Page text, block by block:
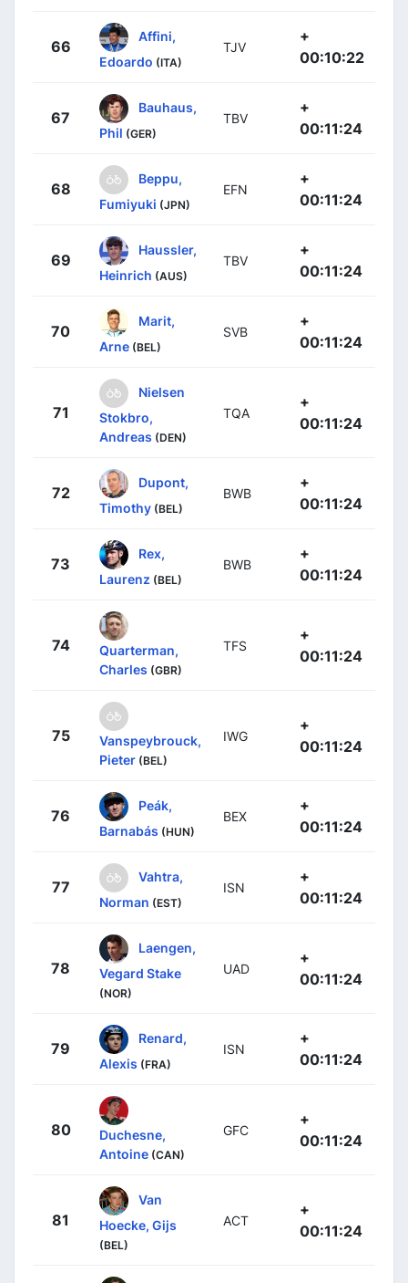
66
Affini,
Edoardo (ITA)
TJV
+
00:10:22
67
Bauhaus,
Phil (GER)
TBV
+
00:11:24
68
Beppu,
Fumiyuki (JPN)
EFN
+
00:11:24
69
Haussler,
Heinrich (AUS)
TBV
+
00:11:24
70
Marit,
Arne (BEL)
SVB
+
00:11:24
71
Nielsen
Stokbro,
Andreas (DEN)
TQA
+
00:11:24
72
Dupont,
Timothy (BEL)
BWB
+
00:11:24
73
Rex,
Laurenz (BEL)
BWB
+
00:11:24
74
Quarterman,
Charles (GBR)
TFS
+
00:11:24
75
Vanspeybrouck,
Pieter (BEL)
IWG
+
00:11:24
76
Peák,
Barnabás (HUN)
BEX
+
00:11:24
77
Vahtra,
Norman (EST)
ISN
+
00:11:24
78
Laengen,
Vegard Stake
(NOR)
UAD
+
00:11:24
79
Renard,
Alexis (FRA)
ISN
+
00:11:24
80
Duchesne,
Antoine (CAN)
GFC
+
00:11:24
81
Van
Hoecke, Gijs
(BEL)
ACT
+
00:11:24